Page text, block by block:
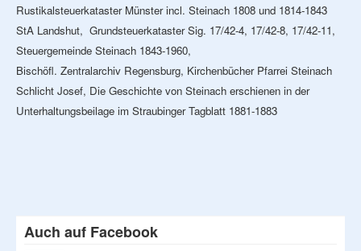
Rustikalsteuerkataster Münster incl. Steinach 1808 und 1814-1843
StA Landshut, Grundsteuerkataster Sig. 17/42-4, 17/42-8, 17/42-11,
Steuergemeinde Steinach 1843-1960,
Bischöfl. Zentralarchiv Regensburg, Kirchenbücher Pfarrei Steinach
Schlicht Josef, Die Geschichte von Steinach erschienen in der
Unterhaltungsbeilage im Straubinger Tagblatt 1881-1883
Auch auf Facebook